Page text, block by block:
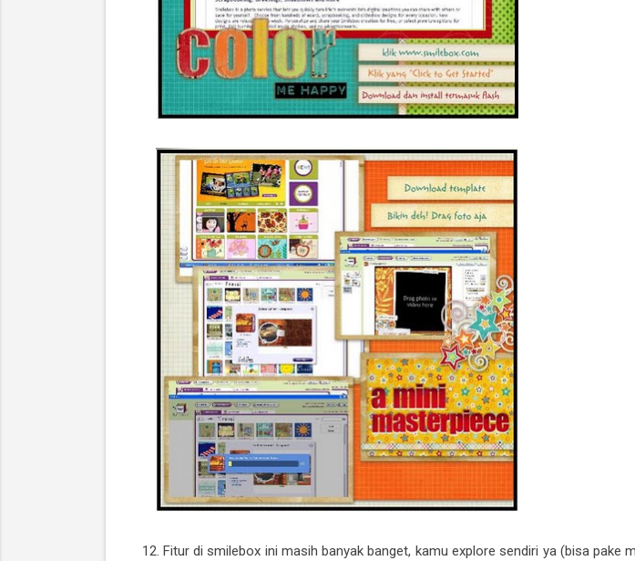
12. Fitur di smilebox ini masih banyak banget, kamu explore sendiri ya (bisa